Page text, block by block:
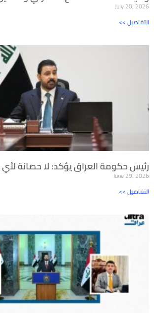
July 20, 2026
<< التفاصيل
رئيس حكومة العراق يؤكد: لا حصانة
June 29, 2026
<< التفاصيل